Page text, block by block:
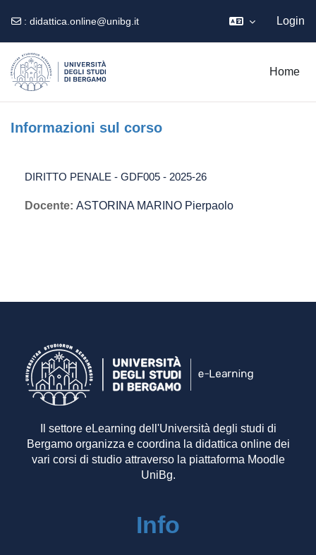
: didattica.online@unibg.it Login
Home
Informazioni sul corso
DIRITTO PENALE - GDF005 - 2025-26
Docente: ASTORINA MARINO Pierpaolo
Il settore eLearning dell'Università degli studi di
Bergamo organizza e coordina la didattica online dei
vari corsi di studio attraverso la piattaforma Moodle
UniBg.
Info